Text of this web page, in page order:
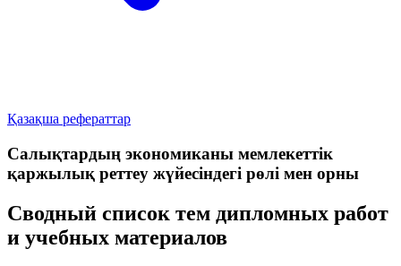
Қазақша рефераттар
Салықтардың экономиканы мемлекеттік
қаржылық реттеу жүйесіндегі рөлі мен орны
Сводный список тем дипломных работ
и учебных материалов